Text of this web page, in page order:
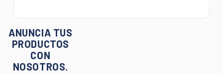
ANUNCIA TUS
PRODUCTOS
CON
NOSOTROS.